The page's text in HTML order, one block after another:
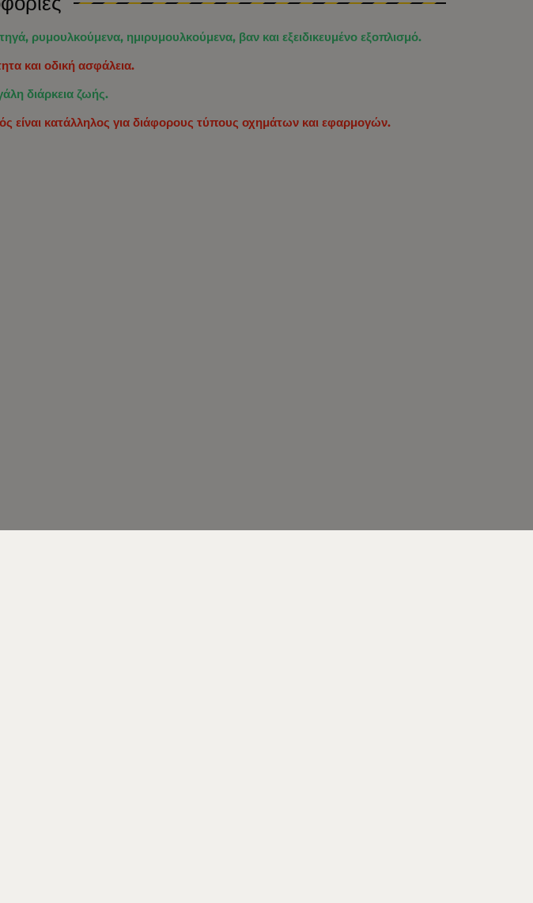
ρυμουλκούμενα, ημιρυμουλκούμενα, βαν και εξειδικευμένο εξοπλισμό.
και οδική ασφάλεια.
διάρκεια ζωής.
είναι κατάλληλος για διάφορους τύπους οχημάτων και εφαρμογών.